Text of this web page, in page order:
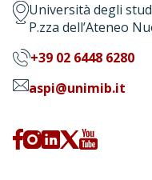
Università degli
P.zza dell’Ateneo
+39 02 6448 6280
aspi@unimib.it